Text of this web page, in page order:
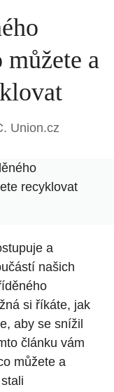
a
Union.cz
recyklovat
a
našich
si říkáte, jak
aby se snížil
článku vám
můžete a